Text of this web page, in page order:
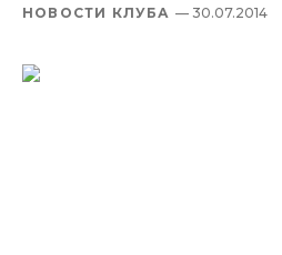
НОВОСТИ КЛУБА — 30.07.2014